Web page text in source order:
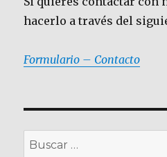
hacerlo a través del
Formulario – Contacto
Buscar